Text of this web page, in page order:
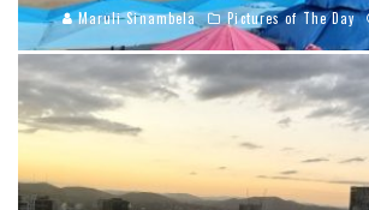
Maruli Sinambela Pictures of The Day